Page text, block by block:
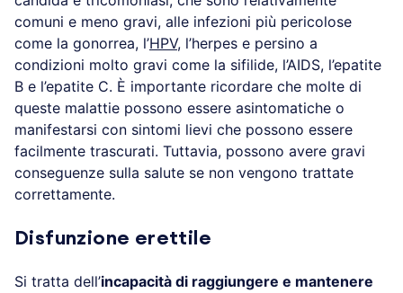
comuni e meno gravi, alle infezioni più pericolose
come la gonorrea, l’HPV, l’herpes e persino a
condizioni molto gravi come la sifilide, l’AIDS, l’epatite
B e l’epatite C. È importante ricordare che molte di
queste malattie possono essere asintomatiche o
manifestarsi con sintomi lievi che possono essere
facilmente trascurati. Tuttavia, possono avere gravi
conseguenze sulla salute se non vengono trattate
correttamente.
Disfunzione erettile
Si tratta dell’incapacità di raggiungere e mantenere